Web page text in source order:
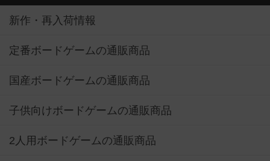
新作・再入荷情報
定番ボードゲームの通販商品
国産ボードゲームの通販商品
子供向けボードゲームの通販商品
2人用ボードゲームの通販商品